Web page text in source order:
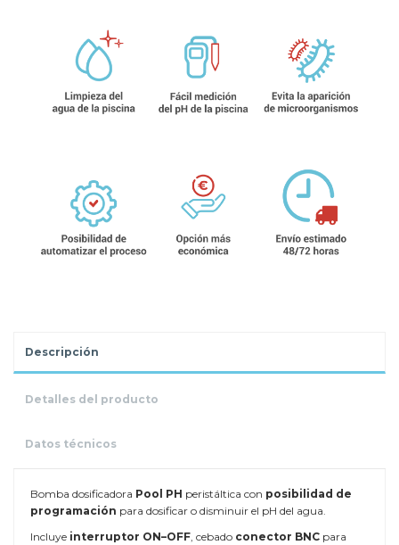
Descripción
Detalles del producto
Datos técnicos
Bomba dosificadora Pool PH peristáltica con posibilidad de
programación para dosificar o disminuir el pH del agua.
Incluye interruptor ON–OFF , cebado conector BNC para